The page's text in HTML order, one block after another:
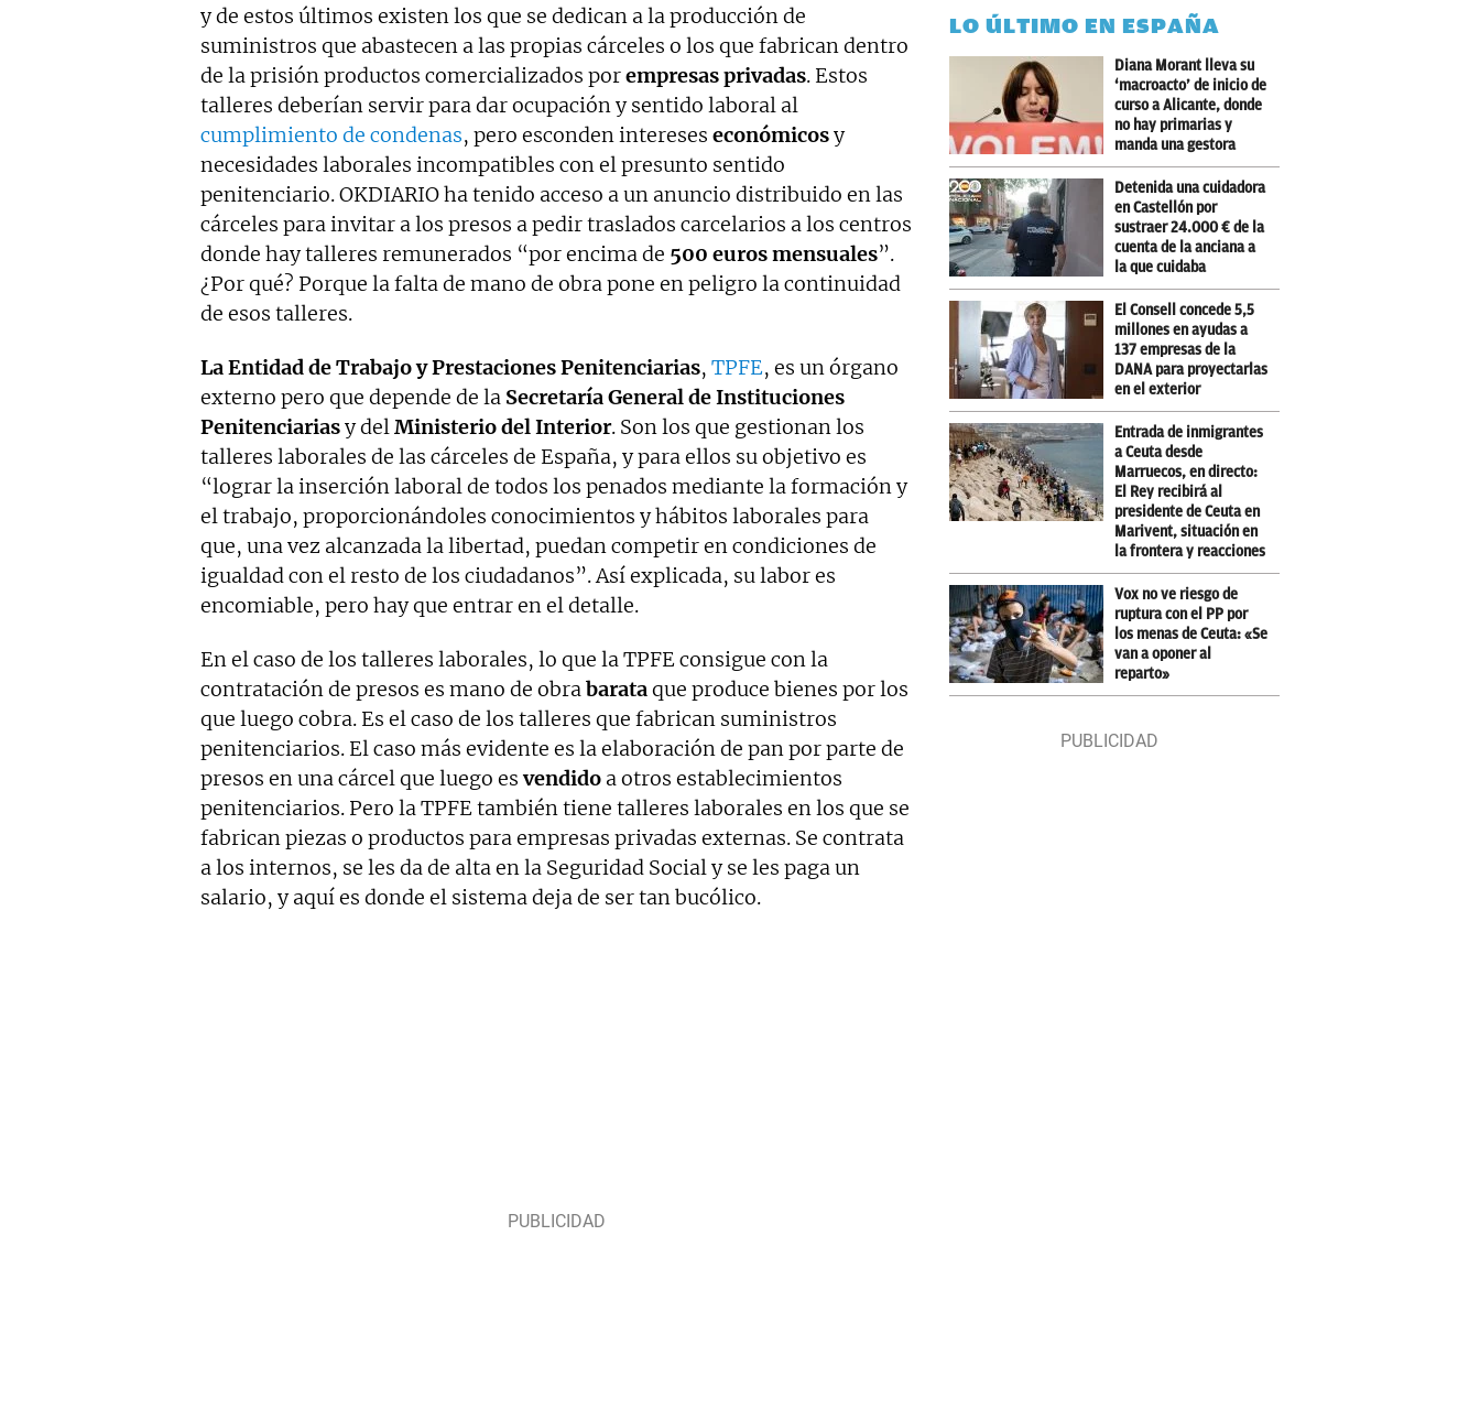
y de estos últimos existen los que se dedican a la producción de
suministros que abastecen a las propias cárceles o los que fabrican dentro
de la prisión productos comercializados porempresas privadas. Estos
talleres deberían servir para dar ocupación y sentido laboral al
cumplimiento de condenas, pero esconden intereses económicosy
necesidades laborales incompatibles con el presunto sentido
penitenciario. OKDIARIO ha tenido acceso a un anuncio distribuido en las
cárceles para invitar a los presos a pedir traslados carcelarios a los centros
donde hay talleres remunerados “por encima de 500 euros mensuales”.
¿Por qué? Porque la falta de mano de obra pone en peligro la continuidad
de esos talleres.
La Entidad de Trabajo y Prestaciones Penitenciarias, TPFE, es un órgano
externo pero que depende de la Secretaría General de Instituciones
Penitenciariasy delMinisterio del Interior. Son los que gestionan los
talleres laborales de las cárceles de España, y para ellos su objetivo es
“lograr la inserción laboral de todos los penados mediante la formación y
el trabajo, proporcionándoles conocimientos y hábitos laborales para
que, una vez alcanzada la libertad, puedan competir en condiciones de
igualdad con el resto de los ciudadanos”. Así explicada, su labor es
encomiable, pero hay que entrar en el detalle.
En el caso de los talleres laborales, lo que la TPFE consigue con la
contratación de presos es mano de obrabarataque produce bienes por los
que luego cobra. Es el caso de los talleres que fabrican suministros
penitenciarios. El caso más evidente es la elaboración de pan por parte de
presos en una cárcel que luego esvendido a otros establecimientos
penitenciarios. Pero la TPFE también tiene talleres laborales en los que se
fabrican piezas o productos para empresas privadas externas. Se contrata
a los internos, se les da de alta en la Seguridad Social y se les paga un
salario, y aquí es donde el sistema deja de ser tan bucólico.
LO ÚLTIMO EN ESPAÑA
Diana Morant lleva su
‘macroacto’ de inicio de
curso a Alicante, donde
no hay primarias y
manda una gestora
Detenida una cuidadora
en Castellón por
sustraer 24.000 € de la
cuenta de la anciana a
la que cuidaba
El Consell concede 5,5
millones en ayudas a
137 empresas de la
DANA para proyectarlas
en el exterior
Entrada de inmigrantes
a Ceuta desde
Marruecos, en directo:
El Rey recibirá al
presidente de Ceuta en
Marivent, situación en
la frontera y reacciones
Vox no ve riesgo de
ruptura con el PP por
los menas de Ceuta: «Se
van a oponer al
reparto»